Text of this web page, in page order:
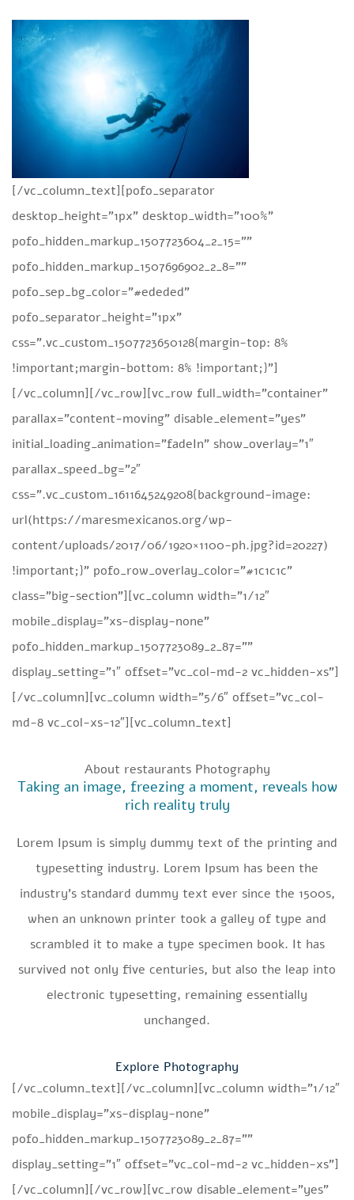
[/vc_column_text][pofo_separator
desktop_height=”1px” desktop_width=”100%”
pofo_hidden_markup_1507723604_2_15=””
pofo_hidden_markup_1507696902_2_8=””
pofo_sep_bg_color=”#ededed”
pofo_separator_height=”1px”
css=”.vc_custom_1507723650128{margin-top: 8%
!important;margin-bottom: 8% !important;}”]
[/vc_column][/vc_row][vc_row full_width=”container”
parallax=”content-moving” disable_element=”yes”
initial_loading_animation=”fadeIn” show_overlay=”1″
parallax_speed_bg=”2″
css=”.vc_custom_1611645249208{background-image:
url(https://maresmexicanos.org/wp-
content/uploads/2017/06/1920×1100-ph.jpg?id=20227)
!important;}” pofo_row_overlay_color=”#1c1c1c”
class=”big-section”][vc_column width=”1/12″
mobile_display=”xs-display-none”
pofo_hidden_markup_1507723089_2_87=””
display_setting=”1″ offset=”vc_col-md-2 vc_hidden-xs”]
[/vc_column][vc_column width=”5/6″ offset=”vc_col-
md-8 vc_col-xs-12″][vc_column_text]
About restaurants Photography
Taking an image, freezing a moment, reveals how
rich reality truly
Lorem Ipsum is simply dummy text of the printing and
typesetting industry. Lorem Ipsum has been the
industry’s standard dummy text ever since the 1500s,
when an unknown printer took a galley of type and
scrambled it to make a type specimen book. It has
survived not only five centuries, but also the leap into
electronic typesetting, remaining essentially
unchanged.
Explore Photography
[/vc_column_text][/vc_column][vc_column width=”1/12″
mobile_display=”xs-display-none”
pofo_hidden_markup_1507723089_2_87=””
display_setting=”1″ offset=”vc_col-md-2 vc_hidden-xs”]
[/vc_column][/vc_row][vc_row disable_element=”yes”